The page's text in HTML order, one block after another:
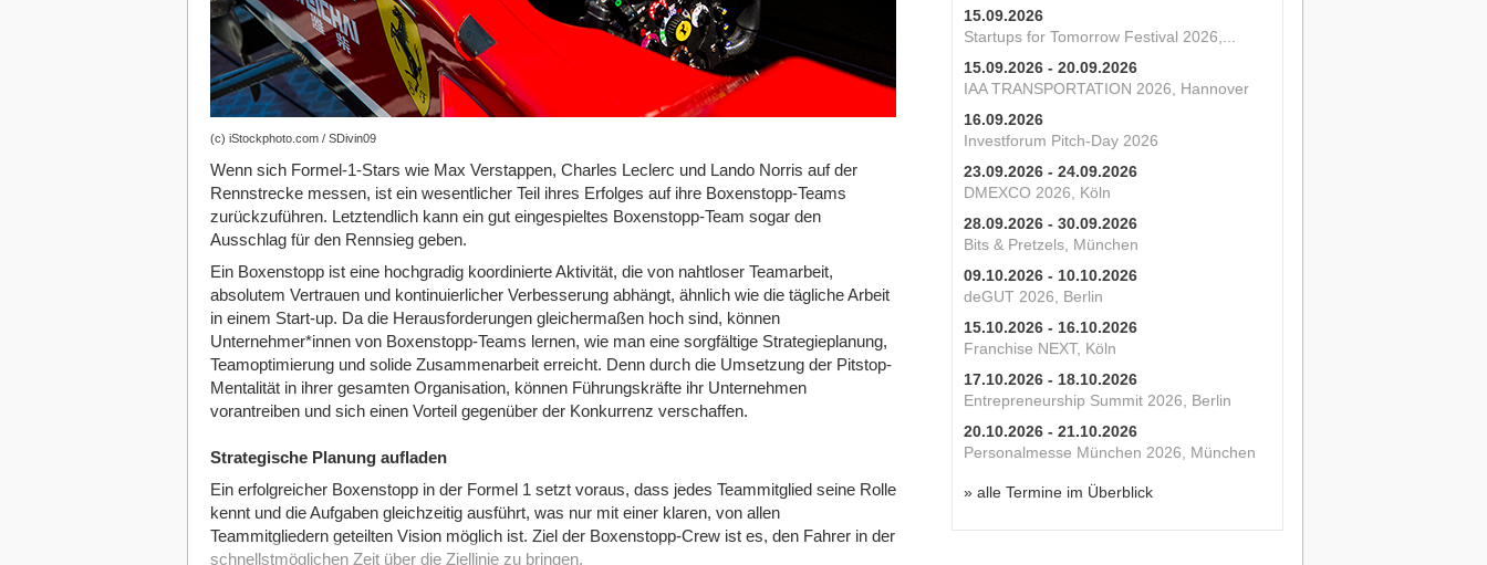
15.09.2026
Startups for Tomorrow Festival 2026,...
15.09.2026 - 20.09.2026
IAA TRANSPORTATION 2026, Hannover
16.09.2026
Investforum Pitch-Day 2026
23.09.2026 - 24.09.2026
DMEXCO 2026, Köln
28.09.2026 - 30.09.2026
Bits & Pretzels, München
09.10.2026 - 10.10.2026
deGUT 2026, Berlin
15.10.2026 - 16.10.2026
Franchise NEXT, Köln
17.10.2026 - 18.10.2026
Entrepreneurship Summit 2026, Berlin
20.10.2026 - 21.10.2026
Personalmesse München 2026, München
» alle Termine im Überblick
(c) iStockphoto.com / SDivin09
Wenn sich Formel-1-Stars wie Max Verstappen, Charles Leclerc und Lando Norris auf der
Rennstrecke messen, ist ein wesentlicher Teil ihres Erfolges auf ihre Boxenstopp-Teams
zurückzuführen. Letztendlich kann ein gut eingespieltes Boxenstopp-Team sogar den
Ausschlag für den Rennsieg geben.
Ein Boxenstopp ist eine hochgradig koordinierte Aktivität, die von nahtloser Teamarbeit,
absolutem Vertrauen und kontinuierlicher Verbesserung abhängt, ähnlich wie die tägliche Arbeit
in einem Start-up. Da die Herausforderungen gleichermaßen hoch sind, können
Unternehmer*innen von Boxenstopp-Teams lernen, wie man eine sorgfältige Strategieplanung,
Teamoptimierung und solide Zusammenarbeit erreicht. Denn durch die Umsetzung der Pitstop-
Mentalität in ihrer gesamten Organisation, können Führungskräfte ihr Unternehmen
vorantreiben und sich einen Vorteil gegenüber der Konkurrenz verschaffen.
Strategische Planung aufladen
Ein erfolgreicher Boxenstopp in der Formel 1 setzt voraus, dass jedes Teammitglied seine Rolle
kennt und die Aufgaben gleichzeitig ausführt, was nur mit einer klaren, von allen
Teammitgliedern geteilten Vision möglich ist. Ziel der Boxenstopp-Crew ist es, den Fahrer in der
schnellstmöglichen Zeit über die Ziellinie zu bringen.